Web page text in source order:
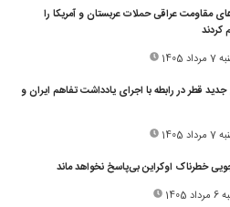
مقاومت عراقی حملات عربستان و آمریکا را
کردند
1405
قطر در رابطه با اجرای یادداشت تفاهم ایران و
1405
خطرناک اوکراین بی‌پاسخ نخواهد ماند